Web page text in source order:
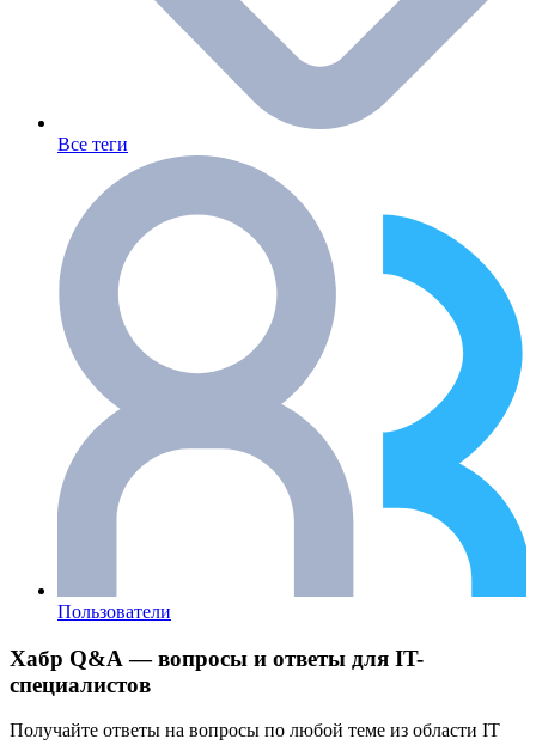
Все теги
Пользователи
Хабр Q&A — вопросы и ответы для IT-
специалистов
Получайте ответы на вопросы по любой теме из области IT